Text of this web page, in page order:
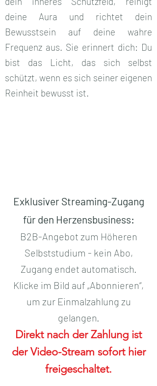
deine Aura und richtet dein
Bewusstsein auf deine wahre
Frequenz aus. Sie erinnert dich: Du
bist das Licht, das sich selbst
schützt, wenn es sich seiner eigenen
Reinheit bewusst ist.
Exklusiver Streaming-Zugang
für den Herzensbusiness:
B2B-Angebot zum Höheren
Selbststudium - kein Abo,
Zugang endet automatisch.
Klicke im Bild auf „Abonnieren“,
um zur Einmalzahlung zu
gelangen.
Direkt nach der Zahlung ist
der Video-Stream sofort hier
freigeschaltet.